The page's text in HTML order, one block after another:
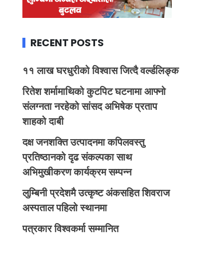
RECENT POSTS
११ लाख घरधुरीको विश्वास जित्दै वर्ल्डलिङ्क
रितेश शर्मामाथिको कुटपिट घटनामा आफ्नो
संलग्नता नरहेको सांसद अभिषेक प्रताप
शाहको दाबी
दक्ष जनशक्ति उत्पादनमा कपिलवस्तु
प्रतिष्ठानको दृढ संकल्पका साथ
अभिमुखीकरण कार्यक्रम सम्पन्न
लुम्बिनी प्रदेशमै उत्कृष्ट अंकसहित शिवराज
अस्पताल पहिलो स्थानमा
पत्रकार विश्वकर्मा सम्मानित